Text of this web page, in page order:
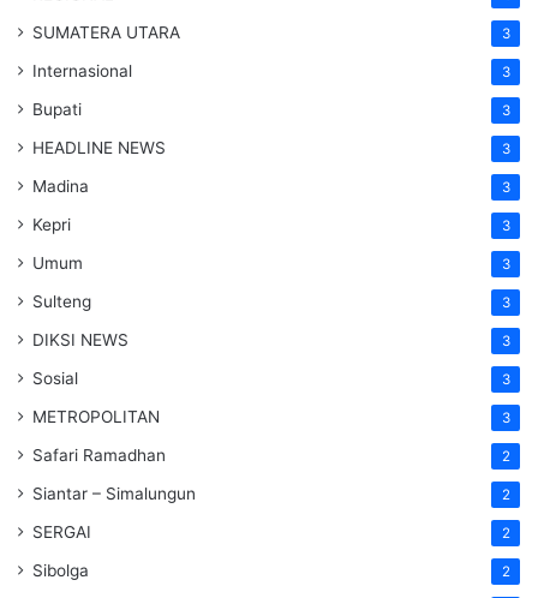
SUMATERA UTARA 3
Internasional 3
Bupati 3
HEADLINE NEWS 3
Madina 3
Kepri 3
Umum 3
Sulteng 3
DIKSI NEWS 3
Sosial 3
METROPOLITAN 3
Safari Ramadhan 2
Siantar – Simalungun 2
SERGAI 2
Sibolga 2